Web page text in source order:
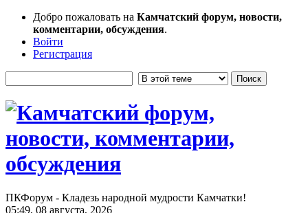
Добро пожаловать на Камчатский форум, новости,
комментарии, обсуждения.
Войти
Регистрация
ПКФорум - Кладезь народной мудрости Камчатки!
05:49, 08 августа, 2026